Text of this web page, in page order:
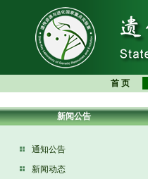
首 页
新闻公告
通知公告
新闻动态